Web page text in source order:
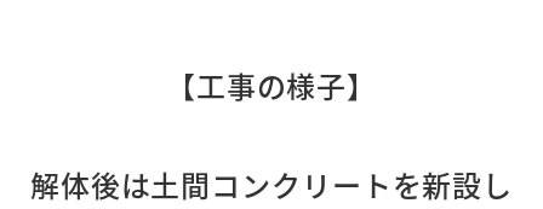
【工事の様子】
解体後は土間コンクリートを新設し